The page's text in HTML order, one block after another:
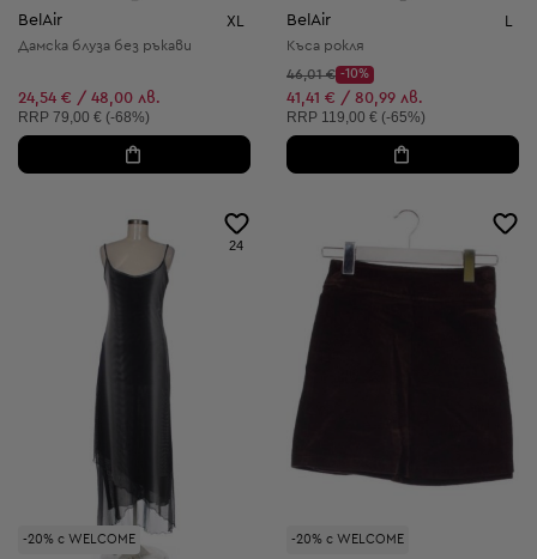
BelAir XL
Дамска блуза без ръкави
24,54 € / 48,00 лв.
Препоръчителна цена:
RRP 79,00 € (-68%)
BelAir
Къса рокля
Начална цена:
46,01 €
Discount Price:
-10%
Намалена цена:
41,41 € / 80,99 лв.
Препоръчителна цена:
RRP 119,00 € (-65%)
-20% с WELCOME
24
-20% с WELCOME